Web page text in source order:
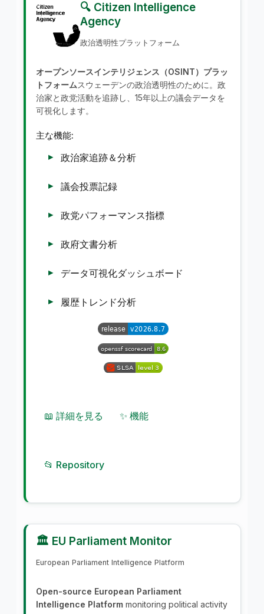
🔍 Citizen Intelligence
Agency
政治透明性プラットフォーム
オープンソースインテリジェンス（OSINT）プラッ
トフォームスウェーデンの政治透明性のために。政
治家と政党活動を追跡し、15年以上の議会データを
可視化します。
主な機能:
政治家追跡＆分析
議会投票記録
政党パフォーマンス指標
政府文書分析
データ可視化ダッシュボード
履歴トレンド分析
📖 詳細を見る ✨ 機能
📂 Repository
🏛️ EU Parliament Monitor
European Parliament Intelligence Platform
Open-source European Parliament
Intelligence Platform monitoring political activity